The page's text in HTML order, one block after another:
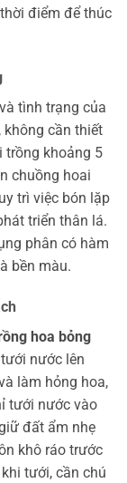
điểm để thúc
tình trạng của
không cần thiết
trồng khoảng 5
chuồng hoai
trì việc bón lặp
triển thân lá.
phân có hàm
bền màu.
hoa bỏng
nước lên
làm hỏng hoa,
tưới nước vào
đất ẩm nhẹ
khô ráo trước
tưới, cần chú